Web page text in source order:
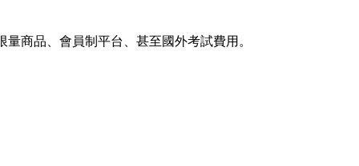
商品、會員制平台、甚至國外考試費用。